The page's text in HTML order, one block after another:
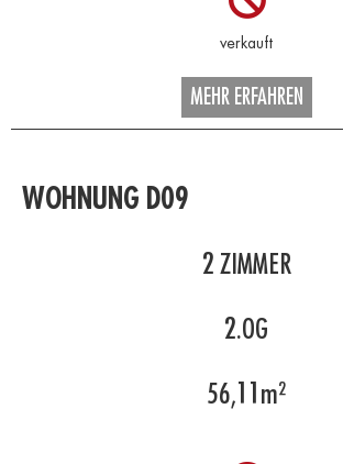
MEHR ERFAHREN
WOHNUNG D09
2 ZIMMER
2.OG
56,11 m²